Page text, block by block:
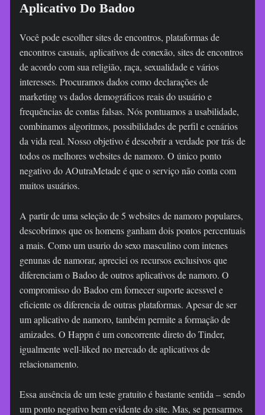
Aplicativo Do Badoo
Você pode escolher sites de encontros, plataformas de
encontros casuais, aplicativos de conexão, sites de encontros
de acordo com sua religião, raça, sexualidade e vários
interesses. Procuramos dados como declarações de
marketing vs dados demográficos reais do usuário e
frequências de contas falsas. Nós pontuamos a usabilidade,
combinamos algoritmos, possibilidades de perfil e cenários
da vida real. Nosso objetivo é descobrir a verdade por trás de
todos os melhores websites de namoro. O único ponto
negativo do AOutraMetade é que o serviço não conta com
muitos usuários.
A partir de uma seleção de 5 websites de namoro populares,
descobrimos que os homens ganham dois pontos percentuais
a mais. Como um usurio do sexo masculino com intenes
genunas de namorar, apreciei os recursos exclusivos que
diferenciam o Badoo de outros aplicativos de namoro. O
compromisso do Badoo em fornecer suporte acessvel e
eficiente os diferencia de outras plataformas. Apesar de ser
um aplicativo de namoro, também permite a formação de
amizades. O Happn é um concorrente direto do Tinder,
igualmente well-liked no mercado de aplicativos de
relacionamento.
Essa ausência de um teste gratuito é bastante sentida – sendo
um ponto negativo bem evidente do site. Mas, se pensarmos